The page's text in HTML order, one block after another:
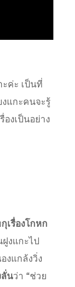
ะค่ะ เป็นที่
งแกะคนจะรู้
องเป็นอย่าง
กุเรื่องโกหก
งแกะไป
งแกล้งวิ่ง
ลั่นว่า “ช่วย